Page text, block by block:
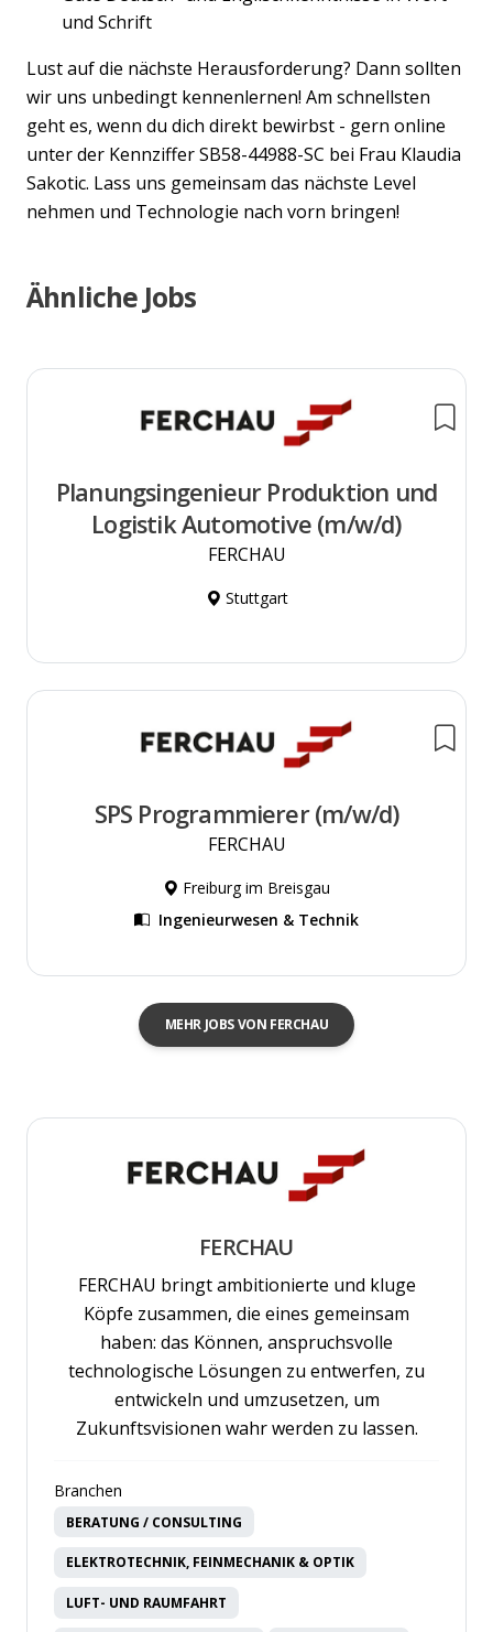
und Schrift
Lust auf die nächste Herausforderung? Dann sollten
wir uns unbedingt kennenlernen! Am schnellsten
geht es, wenn du dich direkt bewirbst - gern online
unter der Kennziffer SB58-44988-SC bei Frau Klaudia
Sakotic. Lass uns gemeinsam das nächste Level
nehmen und Technologie nach vorn bringen!
Ähnliche Jobs
Planungsingenieur Produktion und
Logistik Automotive (m/w/d)
FERCHAU
Stuttgart
SPS Programmierer (m/w/d)
FERCHAU
Freiburg im Breisgau
Ingenieurwesen & Technik
MEHR JOBS VON FERCHAU
FERCHAU
FERCHAU bringt ambitionierte und kluge
Köpfe zusammen, die eines gemeinsam
haben: das Können, anspruchsvolle
technologische Lösungen zu entwerfen, zu
entwickeln und umzusetzen, um
Zukunftsvisionen wahr werden zu lassen.
Branchen
BERATUNG / CONSULTING
ELEKTROTECHNIK, FEINMECHANIK & OPTIK
LUFT- UND RAUMFAHRT